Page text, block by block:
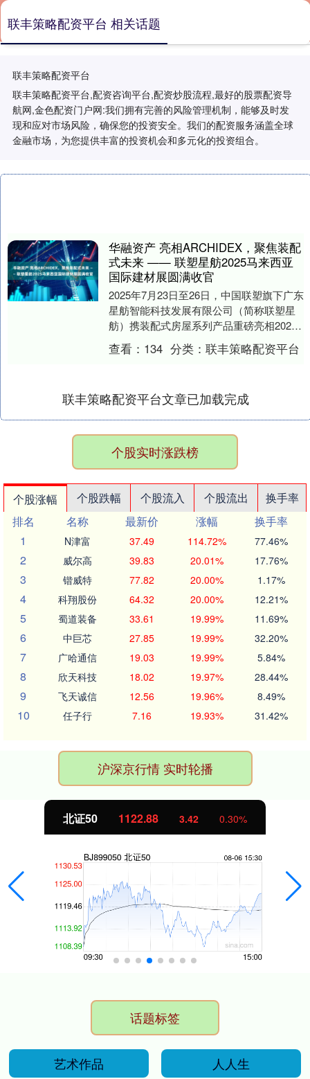
联丰策略配资平台
联丰策略配资平台,配资咨询平台,配资炒股流程,最好的股票配资导
航网,金色配资门户网:我们拥有完善的风险管理机制，能够及时发
现和应对市场风险，确保您的投资安全。我们的配资服务涵盖全球
金融市场，为您提供丰富的投资机会和多元化的投资组合。
联丰策略配资平台 相关话题
华融资产 亮相ARCHIDEX，聚焦装配
式未来 —— 联塑星舫2025马来西亚
国际建材展圆满收官
2025年7月23日至26日，中国联塑旗下广东
星舫智能科技发展有限公司（简称联塑星
舫）携装配式房屋系列产品重磅亮相2025
马来西亚国际建材展（ARCHIDEX）....
查看： 134 分类：联丰策略配资平台
联丰策略配资平台文章已加载完成
个股实时涨跌榜
个股涨幅 个股跌幅 个股流入 个股流出
换手率
排名
名称 最新价 涨幅
换手率
1
N津富 37.49 114.72% 77.46%
2 威尔高 39.83 20.01% 17.76%
3 锴威特 77.82 20.00% 1.17%
4 科翔股份 64.32 20.00% 12.21%
5 蜀道装备 33.61 19.99% 11.69%
6 中巨芯 27.85 19.99% 32.20%
7 广哈通信 19.03 19.99% 5.84%
8 欣天科技 18.02 19.97% 28.44%
9 飞天诚信 12.56 19.96% 8.49%
10 任子行 7.16 19.93% 31.42%
沪深京行情 实时轮播
北证50 1122.88 3.42 0.30%
话题标签
艺术作品
人人生